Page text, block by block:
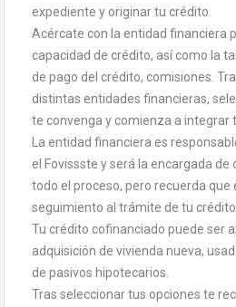
expediente y originar tu crédito.
Acércate con la entidad financiera
capacidad de crédito, así como la
de pago del crédito, comisiones.
distintas entidades financieras,
te convenga y comienza a integrar
La entidad financiera es
el Fovissste y será la encargada
todo el proceso, pero recuerda que
seguimiento al trámite de tu crédito.
Tu crédito cofinanciado puede ser
adquisición de vivienda nueva,
de pasivos hipotecarios.
Tras seleccionar tus opciones te